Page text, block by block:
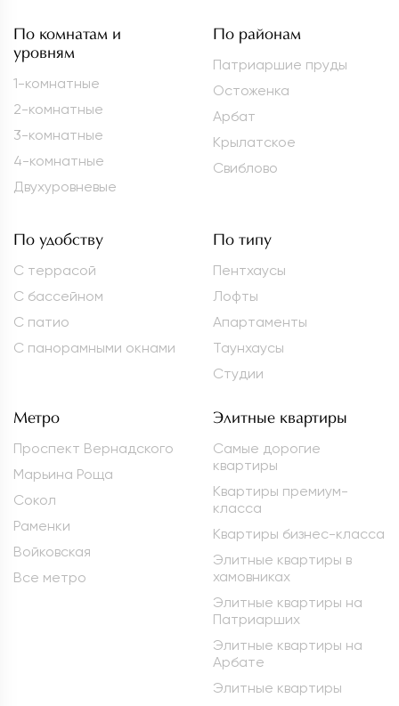
По комнатам и
уровням
1-комнатные
2-комнатные
3-комнатные
4-комнатные
Двухуровневые
По районам
Патриаршие пруды
Остоженка
Арбат
Крылатское
Свиблово
По удобству
С террасой
С бассейном
С патио
С панорамными окнами
По типу
Пентхаусы
Лофты
Апартаменты
Таунхаусы
Студии
Метро
Проспект Вернадского
Марьина Роща
Сокол
Раменки
Войковская
Все метро
Элитные квартиры
Самые дорогие
квартиры
Квартиры премиум-
класса
Квартиры бизнес-класса
Элитные квартиры в
хамовниках
Элитные квартиры на
Патриарших
Элитные квартиры на
Арбате
Элитные квартиры